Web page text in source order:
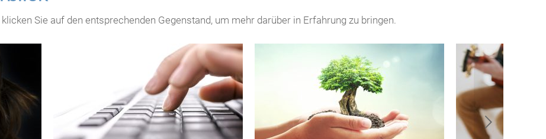
Sie auf den entsprechenden Gegenstand, um mehr darüber in Erfahrung zu bringen.